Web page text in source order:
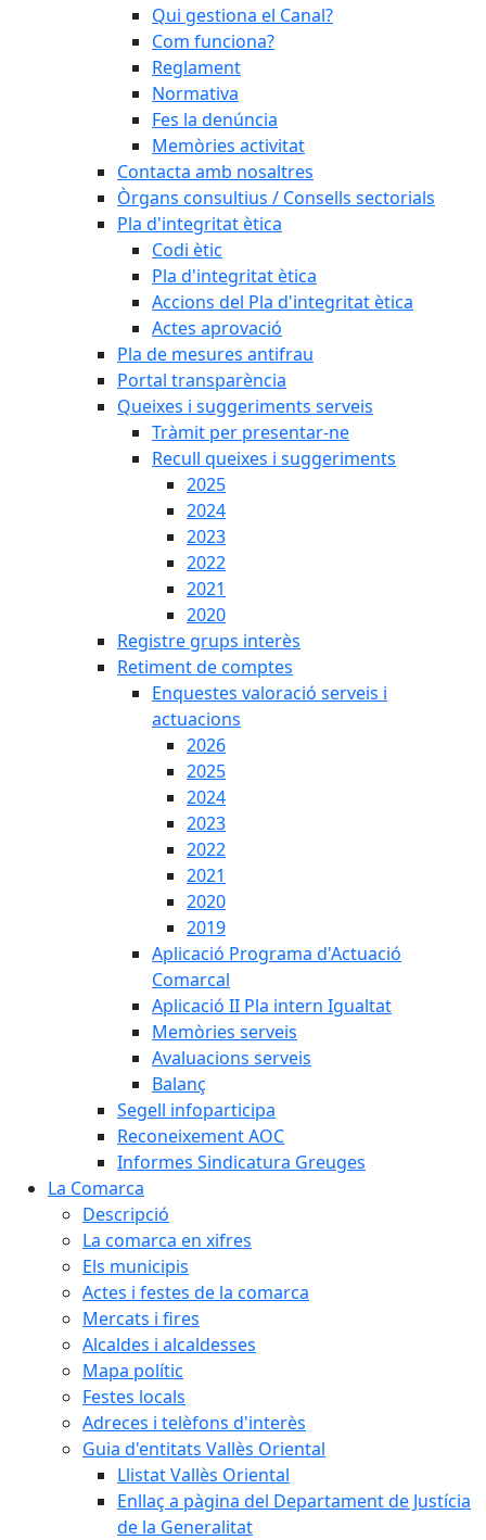
Qui gestiona el Canal?
Com funciona?
Reglament
Normativa
Fes la denúncia
Memòries activitat
Contacta amb nosaltres
Òrgans consultius / Consells sectorials
Pla d'integritat ètica
Codi ètic
Pla d'integritat ètica
Accions del Pla d'integritat ètica
Actes aprovació
Pla de mesures antifrau
Portal transparència
Queixes i suggeriments serveis
Tràmit per presentar-ne
Recull queixes i suggeriments
2025
2024
2023
2022
2021
2020
Registre grups interès
Retiment de comptes
Enquestes valoració serveis i
actuacions
2026
2025
2024
2023
2022
2021
2020
2019
Aplicació Programa d'Actuació
Comarcal
Aplicació II Pla intern Igualtat
Memòries serveis
Avaluacions serveis
Balanç
Segell infoparticipa
Reconeixement AOC
Informes Sindicatura Greuges
La Comarca
Descripció
La comarca en xifres
Els municipis
Actes i festes de la comarca
Mercats i fires
Alcaldes i alcaldesses
Mapa polític
Festes locals
Adreces i telèfons d'interès
Guia d'entitats Vallès Oriental
Llistat Vallès Oriental
Enllaç a pàgina del Departament de Justícia
de la Generalitat